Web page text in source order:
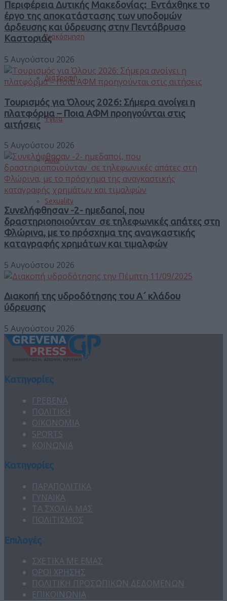
Διακόσμηση
Διατροφή
Υγεία
Auto
Sexuality
Περιφέρεια Δυτικής Μακεδονίας: Εντάχθηκε το
έργο της αποκατάστασης των υποδομών
άρδευσης και ύδρευσης στην Πεντάβρυσο
Καστοριάς
5 Αυγούστου 2026
Τουρισμός για Όλους 2026: Σήμερα ανοίγει η
πλατφόρμα – Ποια ΑΦΜ προηγούνται στις
αιτήσεις
5 Αυγούστου 2026
Συνελήφθησαν -2- ημεδαποί, που
δραστηριοποιούνταν σε τηλεφωνικές απάτες στη
Φλώρινα, με το πρόσχημα της αναγκαστικής
καταγραφής χρημάτων και τιμαλφών
5 Αυγούστου 2026
Διακοπή της υδροδότησης του Α΄ κλάδου
ύδρευσης
5 Αυγούστου 2026
Κατηγορίες
ΓΡΕΒΕΝΑ
ΠΟΛΙΤΙΚΗ
ΟΙΚΟΝΟΜΙΑ
SPORTS
ΚΟΙΝΩΝΙΑ
Κατηγορίες
ΠΑΡΑΠΟΛΙΤΙΚΑ
ΓΥΝΑΙΚΑ
ΤΑ ΣΧΟΛΙΑ ΜΑΣ
ΠΟΛΙΤΙΣΜΟΣ
Επιλογές
ΣΧΕΤΙΚΑ ΜΕ ΕΜΑΣ
ΟΡΟΙ ΧΡΗΣΗΣ
ΠΟΛΙΤΙΚΗ ΠΡΟΣΩΠΙΚΩΝ ΔΕΔΟΜΕΝΩΝ
ΕΠΙΚΟΙΝΩΝΙΑ